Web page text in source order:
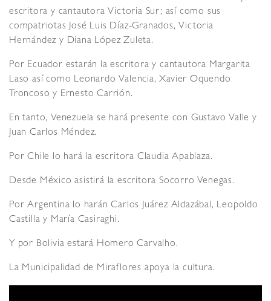
escritora y cantautora Victoria Sur; así como sus
compatriotas José Luis Díaz-Granados, Victoria
Hernández y Diana López Zuleta.
Por Ecuador estarán la escritora y cantautora Margarita
Laso así como Leonardo Valencia, Xavier Oquendo
Troncoso y Ernesto Carrión.
En tanto, Venezuela se hará presente con Gustavo Valle y
Juan Carlos Méndez.
Por Chile lo hará la escritora Claudia Apablaza.
Desde México asistirá la escritora Socorro Venegas.
Por Argentina lo harán Carlos Juárez Aldazábal, Leopoldo
Castilla y María Casiraghi.
Y por Bolivia estará Homero Carvalho.
La Municipalidad de Miraflores apoya la cultura.